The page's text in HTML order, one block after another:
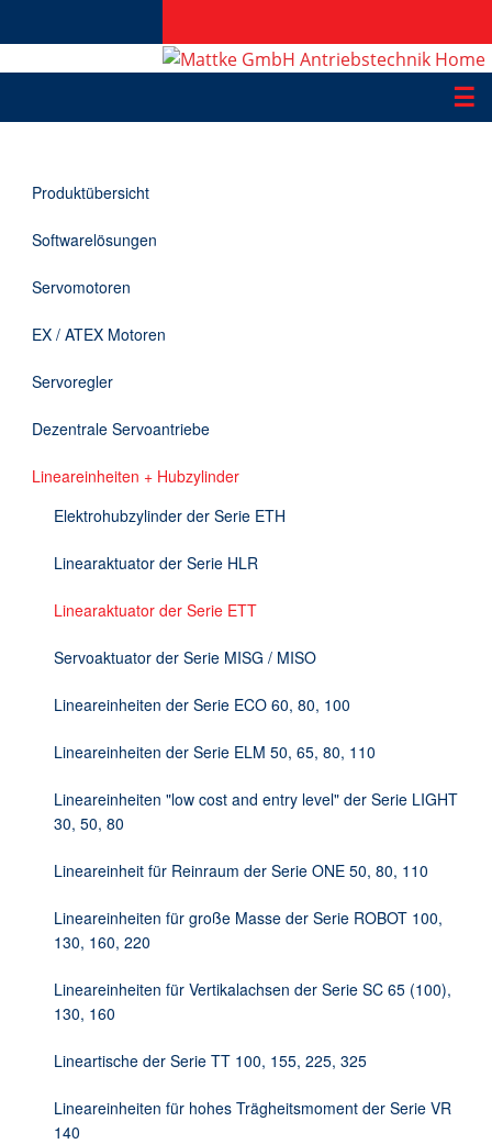
☰
Applikationen
Informationen
Downloads
Kontakt
Produktübersicht
Softwarelösungen
Servomotoren
EX / ATEX Motoren
Servoregler
Dezentrale Servoantriebe
Lineareinheiten + Hubzylinder
Elektrohubzylinder der Serie ETH
Linearaktuator der Serie HLR
Linearaktuator der Serie ETT
Servoaktuator der Serie MISG / MISO
Lineareinheiten der Serie ECO 60, 80, 100
Lineareinheiten der Serie ELM 50, 65, 80, 110
Lineareinheiten "low cost and entry level" der Serie LIGHT
30, 50, 80
Lineareinheit für Reinraum der Serie ONE 50, 80, 110
Lineareinheiten für große Masse der Serie ROBOT 100,
130, 160, 220
Lineareinheiten für Vertikalachsen der Serie SC 65 (100),
130, 160
Lineartische der Serie TT 100, 155, 225, 325
Lineareinheiten für hohes Trägheitsmoment der Serie VR
140